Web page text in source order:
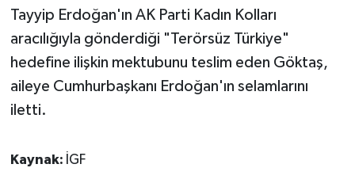
Tayyip Erdoğan'ın AK Parti Kadın Kolları
aracılığıyla gönderdiği "Terörsüz Türkiye"
hedefine ilişkin mektubunu teslim eden Göktaş,
aileye Cumhurbaşkanı Erdoğan'ın selamlarını
iletti.
Kaynak: İGF